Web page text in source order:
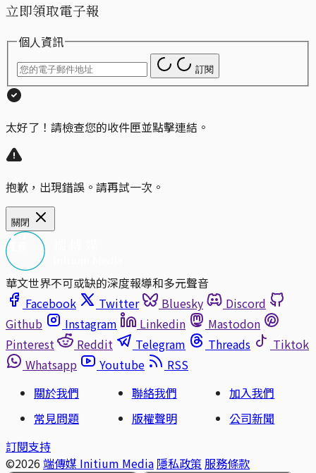
立即領取電子報
個人資訊
訂閱
太好了！請檢查您的收件匣並點擊連結。
抱歉，出現錯誤。請再試一次。
關閉
華文世界不可或缺的深度報導和多元聲音
Facebook
Twitter Bluesky
Discord
Github
Instagram Linkedin
Mastodon
Pinterest
Reddit Telegram Threads
Tiktok
Whatsapp
Youtube
RSS
關於我們
聯絡我們
加入我們
常見問題
版權聲明
公司新聞
訂閱支持
©2026 端傳媒 Initium Media 隱私政策 服務條款